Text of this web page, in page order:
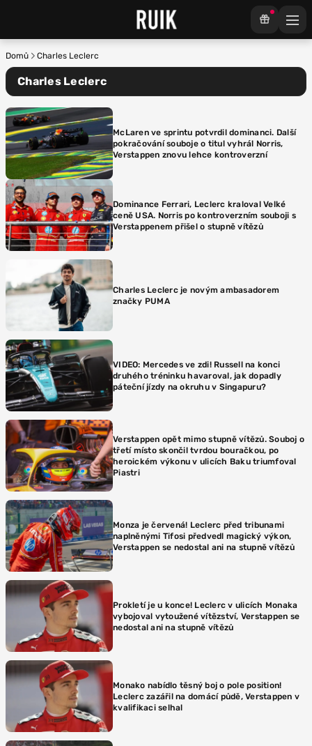
Domů Charles Leclerc
Charles Leclerc
McLaren ve sprintu potvrdil dominanci. Další
pokračování souboje o titul vyhrál Norris,
Verstappen znovu lehce kontroverzní
Dominance Ferrari, Leclerc kraloval Velké
ceně USA. Norris po kontroverzním souboji s
Verstappenem přišel o stupně vítězů
Charles Leclerc je novým ambasadorem
značky PUMA
VIDEO: Mercedes ve zdi! Russell na konci
druhého tréninku havaroval, jak dopadly
páteční jízdy na okruhu v Singapuru?
Verstappen opět mimo stupně vítězů. Souboj o
třetí místo skončil tvrdou bouračkou, po
heroickém výkonu v ulicích Baku triumfoval
Piastri
Monza je červená! Leclerc před tribunami
naplněnými Tifosi předvedl magický výkon,
Verstappen se nedostal ani na stupně vítězů
Prokletí je u konce! Leclerc v ulicích Monaka
vybojoval vytoužené vítězství, Verstappen se
nedostal ani na stupně vítězů
Monako nabídlo těsný boj o pole position!
Leclerc zazářil na domácí půdě, Verstappen v
kvalifikaci selhal